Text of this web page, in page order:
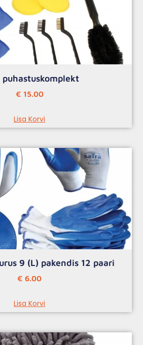
puhastuskomplekt
€ 15.00
Lisa Korvi
9 (L) pakendis 12 paari
€ 6.00
Lisa Korvi